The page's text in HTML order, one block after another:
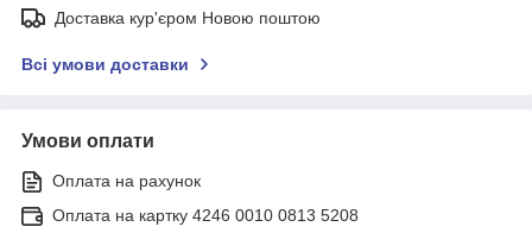
Доставка кур'єром Новою поштою
Всі умови доставки
Умови оплати
Оплата на рахунок
Оплата на картку 4246 0010 0813 5208